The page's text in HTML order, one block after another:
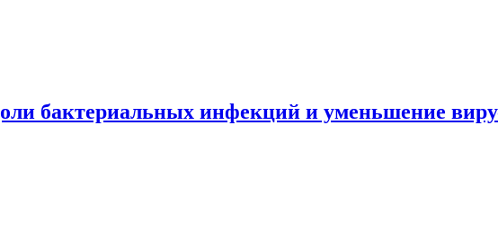
бактериальных инфекций и уменьшение